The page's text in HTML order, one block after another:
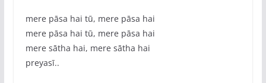
mere pāsa hai tū, mere pāsa hai
mere pāsa hai tū, mere pāsa hai
mere sātha hai, mere sātha hai
preyasī..